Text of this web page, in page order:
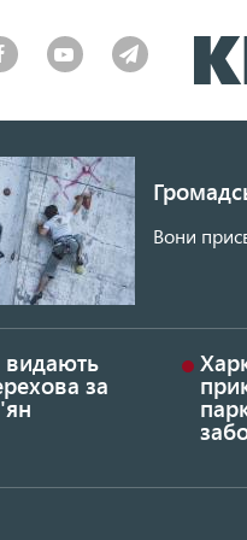
Вони
за